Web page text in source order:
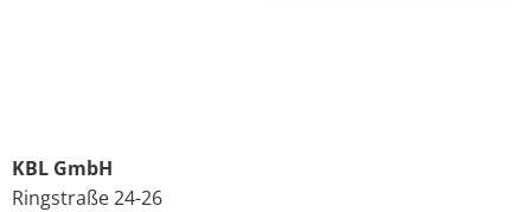
KBL GmbH
Ringstraße 24-26